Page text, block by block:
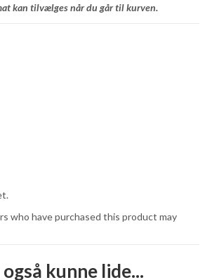
kan tilvælges når du går til kurven.
who have purchased this product may
kunne lide...